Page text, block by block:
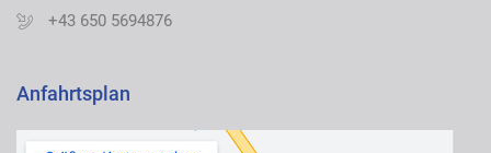
+43 650 5694876
Anfahrtsplan